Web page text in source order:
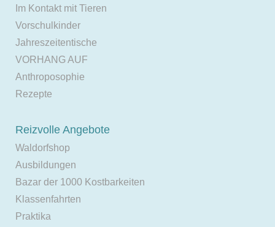
Im Kontakt mit Tieren
Vorschulkinder
Jahreszeitentische
VORHANG AUF
Anthroposophie
Rezepte
Reizvolle Angebote
Waldorfshop
Ausbildungen
Bazar der 1000 Kostbarkeiten
Klassenfahrten
Praktika